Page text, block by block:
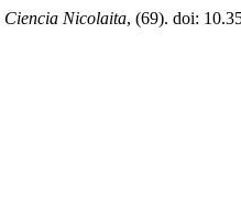
Ciencia Nicolaita, (69). doi: